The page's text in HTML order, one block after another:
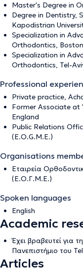
Master's Degree in
Degree in Dentistry,
Kapodistrian
Specialization in
Orthodontics,
Specialization in
Orthodontics, Tel-
Professional
Private practice,
Former Associate at
England
Public Relations
(E.O.G.M.E.)
Organisations
Εταιρεία
(Ε.Ο.Γ.Μ.Ε.)
Spoken languages
English
Academic
Έχει βραβευτεί για
Πανεπιστήμιο του
Articles